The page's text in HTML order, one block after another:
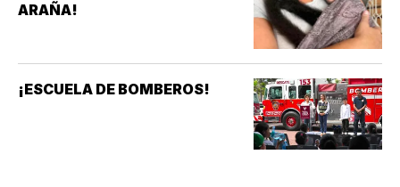
ARAÑA!
¡ESCUELA DE BOMBEROS!